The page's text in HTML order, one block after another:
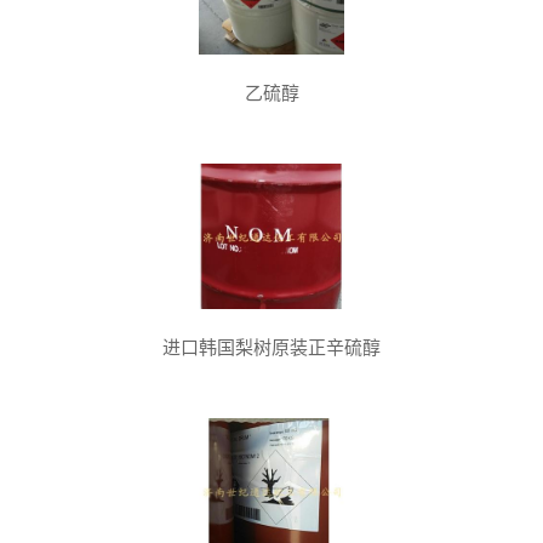
乙硫醇
进口韩国梨树原装正辛硫醇